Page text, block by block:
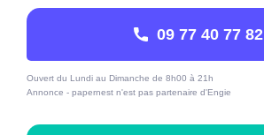
09 77 40 77 82
Ouvert du Lundi au Dimanche de 8h00 à 21h
Annonce - papernest n'est pas partenaire d'Engie